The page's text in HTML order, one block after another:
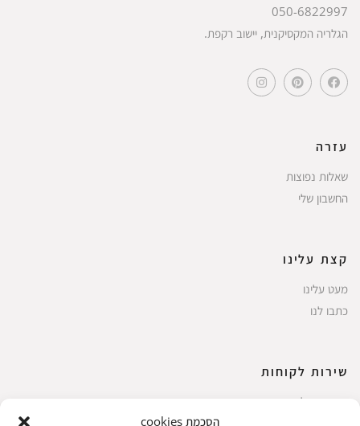
הסכמת cookies
050-6822997
הגלריה המקסיקנית, יישוב רקפת.
עזרה
שאלות נפוצות
החשבון שלי
קצת עלינו
מעט עלינו
כתבו לנו
שירות לקוחות
החשבון שלי